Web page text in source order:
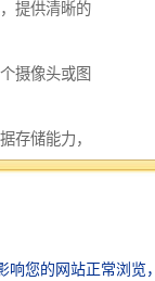
提供清晰的
摄像头或图
存储能力，
功能，方便
算法，能够
升监控的智